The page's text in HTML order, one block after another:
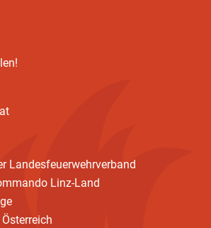
Landesfeuerwehrverband
Linz-Land